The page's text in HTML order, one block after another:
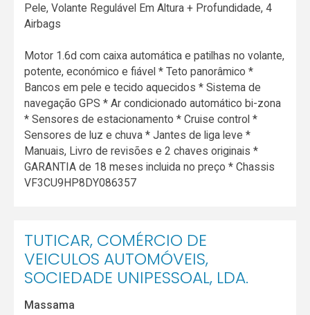
Pele, Volante Regulável Em Altura + Profundidade, 4
Airbags
Motor 1.6d com caixa automática e patilhas no volante,
potente, económico e fiável * Teto panorâmico *
Bancos em pele e tecido aquecidos * Sistema de
navegação GPS * Ar condicionado automático bi-zona
* Sensores de estacionamento * Cruise control *
Sensores de luz e chuva * Jantes de liga leve *
Manuais, Livro de revisões e 2 chaves originais *
GARANTIA de 18 meses incluida no preço * Chassis
VF3CU9HP8DY086357
TUTICAR, COMÉRCIO DE
VEICULOS AUTOMÓVEIS,
SOCIEDADE UNIPESSOAL, LDA.
Massama